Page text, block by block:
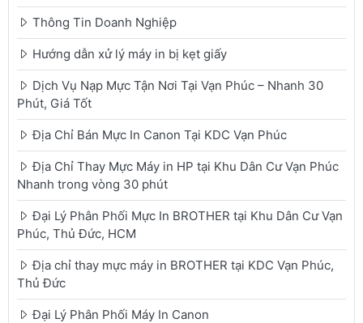
Thông Tin Doanh Nghiệp
Hướng dẫn xử lý máy in bị kẹt giấy
Dịch Vụ Nạp Mực Tận Nơi Tại Vạn Phúc – Nhanh 30
Phút, Giá Tốt
Địa Chỉ Bán Mực In Canon Tại KDC Vạn Phúc
Địa Chỉ Thay Mực Máy in HP tại Khu Dân Cư Vạn Phúc
Nhanh trong vòng 30 phút
Đại Lý Phân Phối Mực In BROTHER tại Khu Dân Cư Vạn
Phúc, Thủ Đức, HCM
Địa chỉ thay mực máy in BROTHER tại KDC Vạn Phúc,
Thủ Đức
Đại Lý Phân Phối Máy In Canon